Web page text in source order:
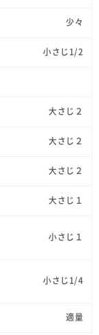
少々
小さじ1/2
大さじ２
大さじ２
大さじ２
大さじ１
小さじ１
小さじ1/4
適量